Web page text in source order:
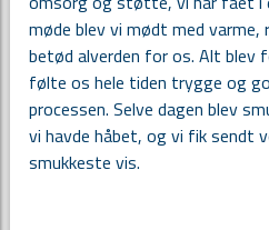
møde blev vi mødt med
betød alverden for os. Alt blev
følte os hele tiden trygge og
processen. Selve dagen blev
vi havde håbet, og vi fik sendt
smukkeste vis.